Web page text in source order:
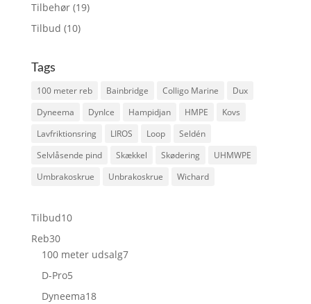
Tilbehør (19)
Tilbud (10)
Tags
100 meter reb Bainbridge Colligo Marine
Dux
Dyneema
DynIce Hampidjan HMPE
Kovs
Lavfriktionsring
LIROS Loop
Seldén
Selvlåsende pind
Skækkel Skødering
UHMWPE
Umbrakoskrue
Unbrakoskrue Wichard
Tilbud1010
Reb3030
varer
100 meter udsalg77
D-Pro55
varer
Dyneema1818